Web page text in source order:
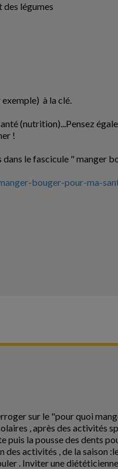
légumes
à la clé.
(nutrition)...Pensez
!
le fascicule " manger
bouger-pour-ma-
sur le "pour quoi
, après des activités
la pousse des dents
activités , de la saison
. Inviter une